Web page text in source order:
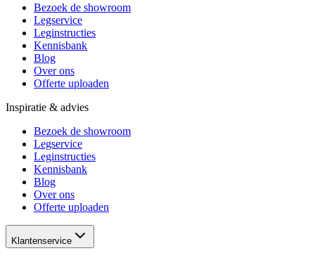
Bezoek de showroom
Legservice
Leginstructies
Kennisbank
Blog
Over ons
Offerte uploaden
Inspiratie & advies
Bezoek de showroom
Legservice
Leginstructies
Kennisbank
Blog
Over ons
Offerte uploaden
Klantenservice